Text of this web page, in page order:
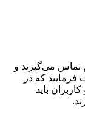
تماس می‌گیرند و
که در
باید